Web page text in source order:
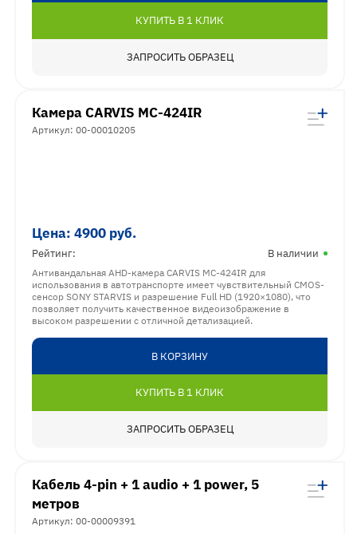
КУПИТЬ В 1 КЛИК
ЗАПРОСИТЬ ОБРАЗЕЦ
Камера CARVIS MC-424IR
Артикул: 00-00010205
Цена: 4900 руб.
Рейтинг: В наличии
Антивандальная AHD-камера CARVIS MC-424IR для
использования в автотранспорте имеет чувствительный CMOS-
сенсор SONY STARVIS и разрешение Full HD (1920×1080), что
позволяет получить качественное видеоизображение в
высоком разрешении с отличной детализацией.
В КОРЗИНУ
КУПИТЬ В 1 КЛИК
ЗАПРОСИТЬ ОБРАЗЕЦ
Кабель 4-pin + 1 audio + 1 power, 5
метров
Артикул: 00-00009391